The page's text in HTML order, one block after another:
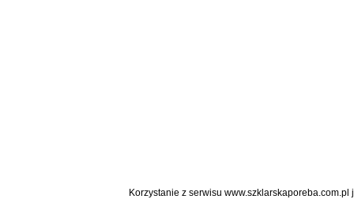
Korzystanie z serwisu